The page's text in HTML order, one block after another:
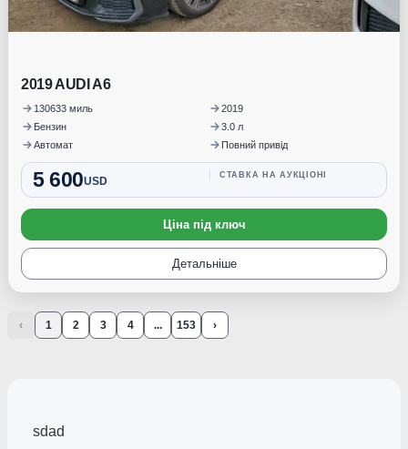
2019 AUDI A6
130633 миль
2019
Бензин
3.0 л
Автомат
Повний привід
5 600USD СТАВКА НА АУКЦІОНІ
Ціна під ключ
Детальніше
‹ 1 2 3 4 ... 153 ›
sdad